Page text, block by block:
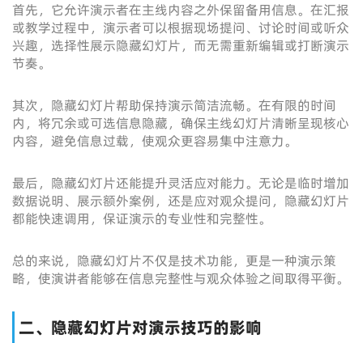
首先，它允许演示者在主线内容之外保留备用信息。在汇报
或教学过程中，演示者可以根据现场提问、讨论时间或听众
兴趣，选择性展示隐藏幻灯片，而无需重新编辑或打断演示
节奏。
其次，隐藏幻灯片帮助保持演示简洁流畅。在有限的时间
内，将冗余或可选信息隐藏，确保主线幻灯片清晰呈现核心
内容，避免信息过载，使观众更容易集中注意力。
最后，隐藏幻灯片还能提升灵活应对能力。无论是临时增加
数据说明、展示额外案例，还是应对观众提问，隐藏幻灯片
都能快速调用，保证演示的专业性和完整性。
总的来说，隐藏幻灯片不仅是技术功能，更是一种演示策
略，使演讲者能够在信息完整性与观众体验之间取得平衡。
二、隐藏幻灯片对演示技巧的影响